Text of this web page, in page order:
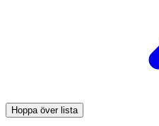
Hoppa över lista